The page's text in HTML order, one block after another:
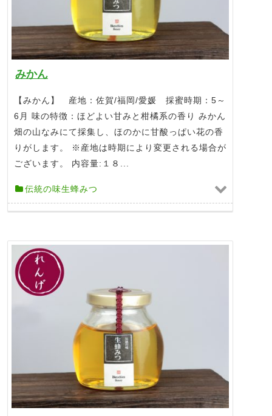
みかん
【みかん】 産地：佐賀/福岡/愛媛 採蜜時期：5～
6月 味の特徴：ほどよい甘みと柑橘系の香り みかん
畑の山なみにて採集し、ほのかに甘酸っぱい花の香
りがします。 ※産地は時期により変更される場合が
ございます。 内容量:１８...
伝統の味生蜂みつ